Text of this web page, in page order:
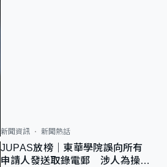
新聞資訊 新聞熱話
JUPAS放榜｜東華學院誤向所有
申請人發送取錄電郵 涉人為操作